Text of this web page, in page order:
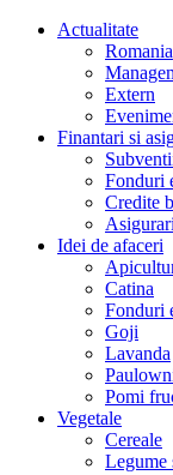
Actualitate
Romania
Extern
Finantari si
Fonduri
Credite
Idei de afaceri
Catina
Fonduri
Goji
Lavanda
Pomi
Vegetale
Cereale
Legume